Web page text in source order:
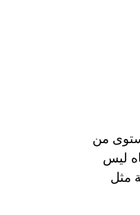
من
ليس
مثل